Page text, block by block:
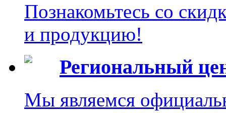
Познакомьтесь со
и продукцию!
Региональный
Мы являемся